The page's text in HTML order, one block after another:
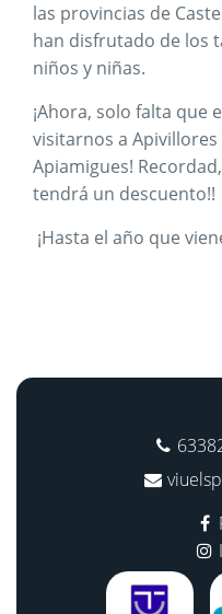
las provincias de
han disfrutado de los
niños y niñas.
¡Ahora, solo falta que
visitarnos a
Apiamigues!
tendrá un descuento!!
¡Hasta el año que